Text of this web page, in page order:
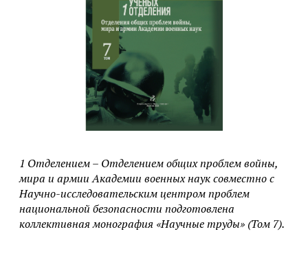
1 Отделением – Отделением общих проблем войны,
мира и армии Академии военных наук совместно с
Научно-исследовательским центром проблем
национальной безопасности подготовлена
коллективная монография «Научные труды» (Том 7).